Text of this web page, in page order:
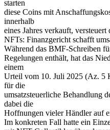
starten
diese Coins mit
innerhalb
eines Jahres verkauft, versteuert
NFTs: Finanzgericht schafft
Während das BMF-Schreiben
Regelungen enthält, hat das
einem
Urteil vom 10. Juli 2025 (Az. 5
für die
umsatzsteuerliche Behandlung
dabei die
Hoffnungen vieler Händler auf
Im konkreten Fall hatte ein